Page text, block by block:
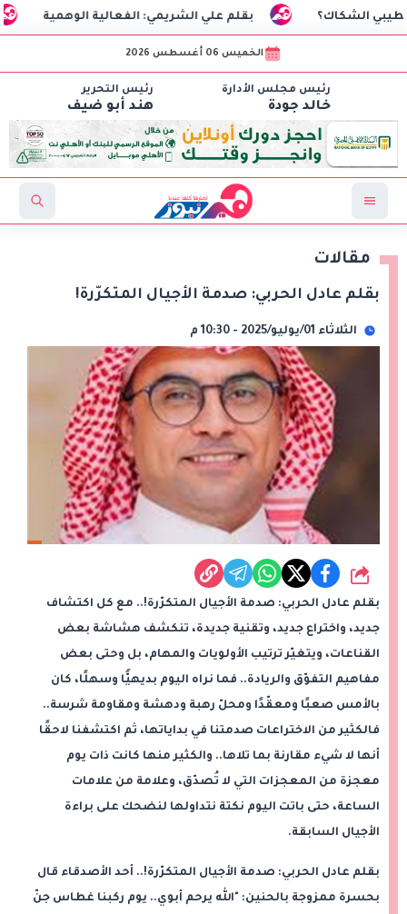
بقلم علي الشريمي: الفعالية الوهمية
الخميس 06 أغسطس 2026
رئيس مجلس الأدارة
خالد جودة
رئيس التحرير
هند أبو ضيف
مقالات
بقلم عادل الحربي: صدمة الأجيال المتكرّرة!
الثلاثاء 01/يوليو/2025 - 10:30 م
شارك
بقلم عادل الحربي: صدمة الأجيال المتكرّرة!.. مع كل اكتشاف
جديد، واختراع جديد، وتقنية جديدة، تنكشف هشاشة بعض
القناعات، ويتغيّر ترتيب الأولويات والمهام، بل وحتى بعض
مفاهيم التفوّق والريادة.. فما نراه اليوم بديهيًّا وسهلًا، كان
بالأمس صعبًا ومعقّدًا ومحلّ رهبة ودهشة ومقاومة شرسة..
فالكثير من الاختراعات صدمتنا في بداياتها، ثم اكتشفنا لاحقًا
أنها لا شيء مقارنة بما تلاها.. والكثير منها كانت ذات يوم
معجزة من المعجزات التي لا تُصدّق، وعلامة من علامات
الساعة، حتى باتت اليوم نكتة نتداولها لنضحك على براءة
الأجيال السابقة.
بقلم عادل الحربي: صدمة الأجيال المتكرّرة!.. أحد الأصدقاء قال
بحسرة ممزوجة بالحنين: "الله يرحم أبوي.. يوم ركبنا غطاس جنّ